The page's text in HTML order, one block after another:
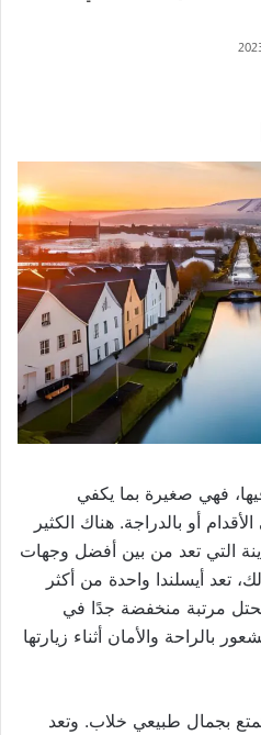
فهي صغيرة بما يكفي
أو بالدراجة. هناك الكثير
التي تعد من بين أفضل وجهات
تعد أيسلندا واحدة من أكثر
تحتل مرتبة منخفضة جدًا في
بالراحة والأمان أثناء زيارتها
بجمال طبيعي خلاب. وتعد